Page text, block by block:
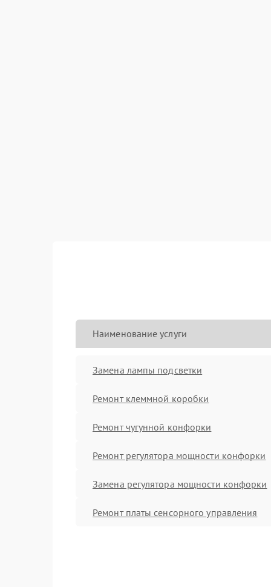
Наименование услуги
Замена лампы подсветки
Ремонт клеммной коробки
Ремонт чугунной конфорки
Ремонт регулятора мощности конфорки
Замена регулятора мощности конфорки
Ремонт платы сенсорного управления